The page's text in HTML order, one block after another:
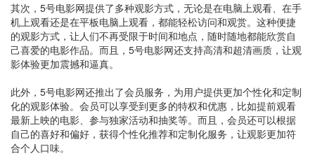
其次，5号电影网提供了多种观影方式，无论是在电脑上观看、在手
机上观看还是在平板电脑上观看，都能轻松访问和观赏。这种便捷
的观影方式，让人们不再受限于时间和地点，随时随地都能欣赏自
己喜爱的电影作品。而且，5号电影网还支持高清和超清画质，让观
影体验更加震撼和逼真。
此外，5号电影网还推出了会员服务，为用户提供更加个性化和定制
化的观影体验。会员可以享受到更多的特权和优惠，比如提前观看
最新上映的电影、参与独家活动和抽奖等。而且，会员还可以根据
自己的喜好和偏好，获得个性化推荐和定制化服务，让观影更加符
合个人口味。